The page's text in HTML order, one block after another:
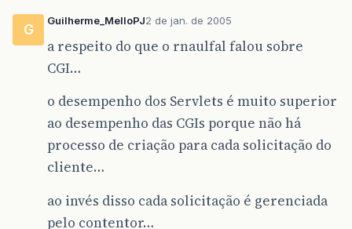
G
Guilherme_MelloPJ2 de jan. de 2005
a respeito do que o rnaulfal falou sobre
CGI…
o desempenho dos Servlets é muito superior
ao desempenho das CGIs porque não há
processo de criação para cada solicitação do
cliente…
ao invés disso cada solicitação é gerenciada
pelo contentor…